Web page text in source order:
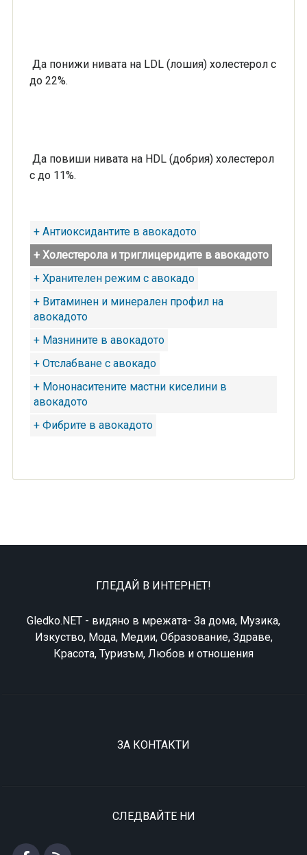
Да понижи нивата на LDL (лошия) холестерол с
до 22%.
Да повиши нивата на HDL (добрия) холестерол
с до 11%.
+ Антиоксидантите в авокадото
+ Холестерола и триглицеридите в авокадото
+ Хранителен режим с авокадо
+ Витаминен и минерален профил на
авокадото
+ Мазнините в авокадото
+ Отслабване с авокадо
+ Мононаситените мастни киселини в
авокадото
+ Фибрите в авокадото
ГЛЕДАЙ В ИНТЕРНЕТ!
Gledko.NET - видяно в мрежата- За дома, Музика,
Изкуство, Мода, Медии, Образование, Здраве,
Красота, Туризъм, Любов и отношения
ЗА КОНТАКТИ
СЛЕДВАЙТЕ НИ